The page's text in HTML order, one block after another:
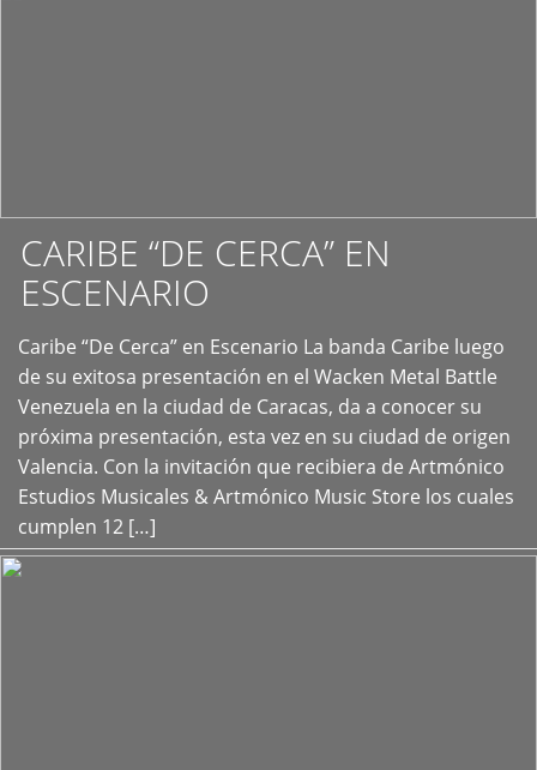
CARIBE “DE CERCA” EN
ESCENARIO
Caribe “De Cerca” en Escenario La banda Caribe luego
de su exitosa presentación en el Wacken Metal Battle
Venezuela en la ciudad de Caracas, da a conocer su
próxima presentación, esta vez en su ciudad de origen
Valencia. Con la invitación que recibiera de Artmónico
Estudios Musicales & Artmónico Music Store los cuales
cumplen 12 […]
+